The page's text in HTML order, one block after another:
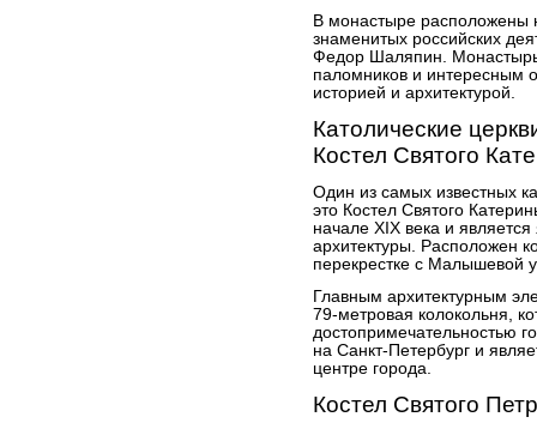
В монастыре расположены
знаменитых российских
Федор Шаляпин.
паломников и интересным
историей и архитектурой.
Католические
Костел Святого
Один из самых известных
это Костел Святого
начале XIX века и
архитектуры. Расположен
перекрестке с Малышевой
Главным архитектурным
79-метровая колокольня,
достопримечательностью
на Санкт-Петербург и
центре города.
Костел Святого